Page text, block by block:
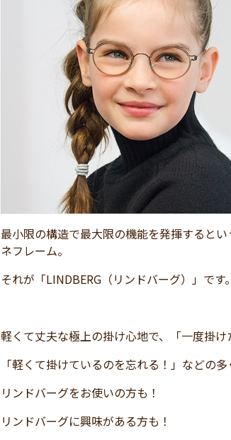
最小限の構造で最大限の機能を発揮すると
ネフレーム。
それが「LINDBERG（リンドバーグ）」です。
軽くて丈夫な極上の掛け心地で、「一度掛
「軽くて掛けているのを忘れる！」などの
リンドバーグをお使いの方も！
リンドバーグに興味がある方も！